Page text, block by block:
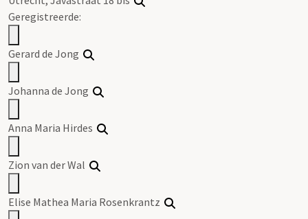
Geregistreerde:
Gerard de Jong
Johanna de Jong
Anna Maria Hirdes
Zion van der Wal
Elise Mathea Maria Rosenkrantz